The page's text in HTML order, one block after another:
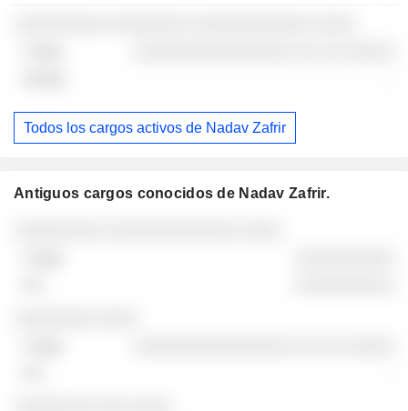
Todos los cargos activos de Nadav Zafrir
Antiguos cargos conocidos de Nadav Zafrir.